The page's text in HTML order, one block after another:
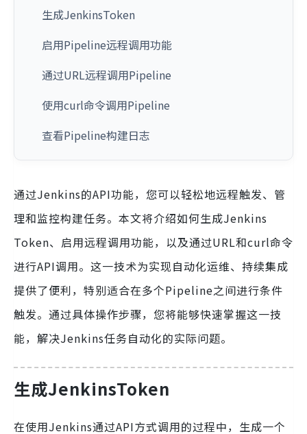
生成JenkinsToken
启用Pipeline远程调用功能
通过URL远程调用Pipeline
使用curl命令调用Pipeline
查看Pipeline构建日志
通过Jenkins的API功能，您可以轻松地远程触发、管
理和监控构建任务。本文将介绍如何生成Jenkins
Token、启用远程调用功能，以及通过URL和curl命令
进行API调用。这一技术为实现自动化运维、持续集成
提供了便利，特别适合在多个Pipeline之间进行条件
触发。通过具体操作步骤，您将能够快速掌握这一技
能，解决Jenkins任务自动化的实际问题。
生成JenkinsToken
在使用Jenkins通过API方式调用的过程中，生成一个